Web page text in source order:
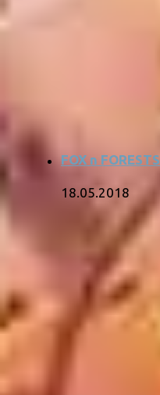
FOX n FORESTS
18.05.2018